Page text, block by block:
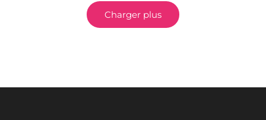
Charger plus